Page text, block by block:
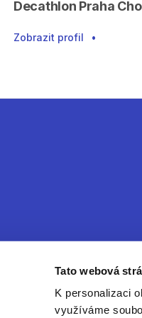
Tato webová
K personalizaci
využíváme
Decathlon Praha
Zobrazit profil •
pro půjčování produktů v